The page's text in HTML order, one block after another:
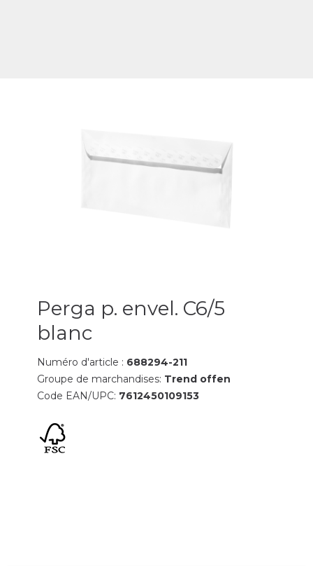
Perga p. envel. C6/5
blanc
Numéro d'article : 688294-211
Groupe de marchandises: Trend offen
Code EAN/UPC: 7612450109153